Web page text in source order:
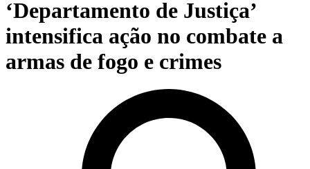
‘Departamento de Justiça’
intensifica ação no combate a
armas de fogo e crimes